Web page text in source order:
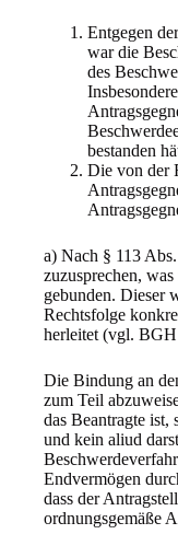
Entgegen
war die
des
bestanden
Die von der
a) Nach § 113
zuzusprechen,
gebunden. Dieser
Rechtsfolge
herleitet (vgl.
Die Bindung an
zum Teil
das Beantragte ist,
und kein aliud
Endvermögen
dass der
ordnungsgemäße